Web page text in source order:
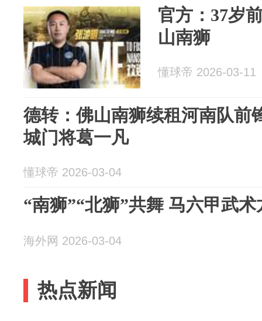
官方：37岁
山南狮
懂球帝 2026-03-11
德转：佛山南狮续租河南队前
城门将葛一凡
懂球帝 2026-03-04
“南狮”“北狮”共舞 马六甲武
海外网 2026-03-04
热点新闻